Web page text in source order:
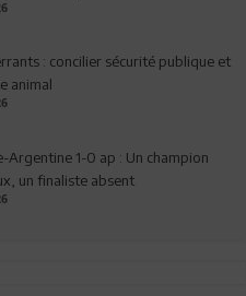
: concilier sécurité publique et
animal
Argentine 1-0 ap : Un champion
un finaliste absent